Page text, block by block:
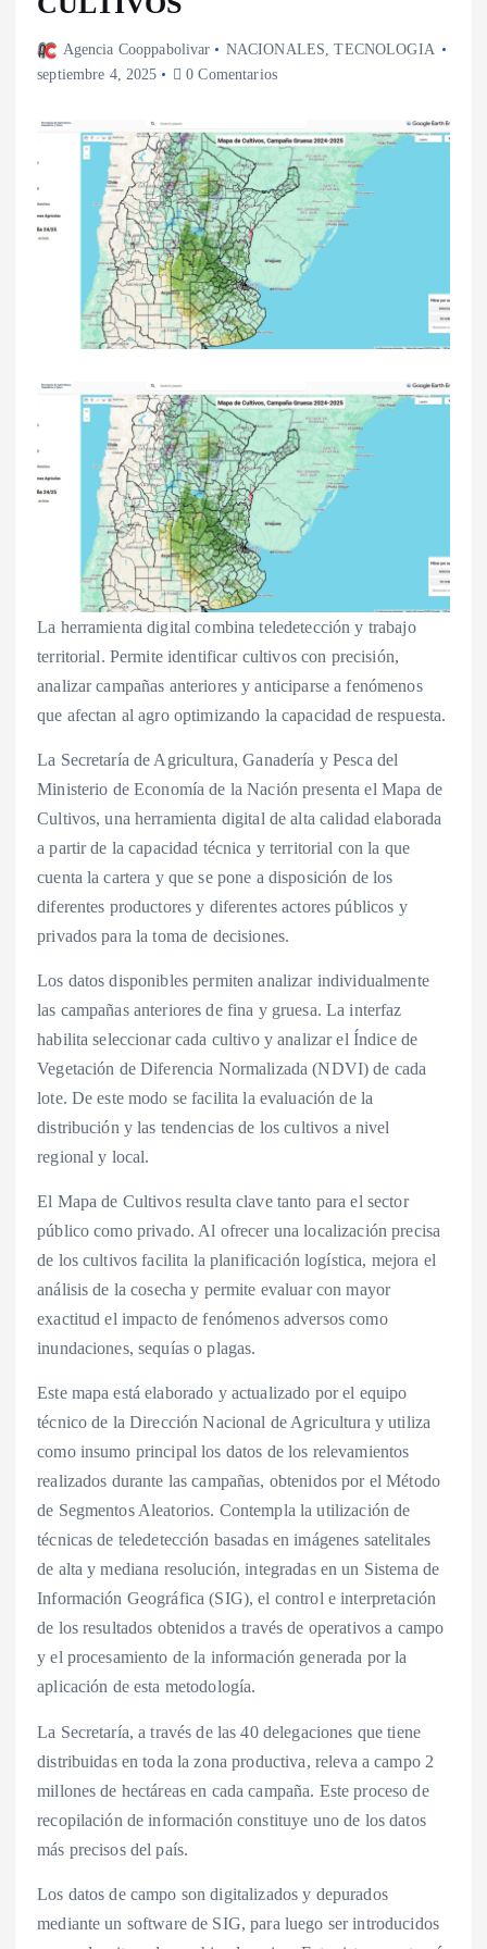
Agencia Cooppabolivar NACIONALES ,TECNOLOGIA
septiembre 4, 2025
0 Comentarios
La herramienta digital combina teledetección y trabajo
territorial. Permite identificar cultivos con precisión,
analizar campañas anteriores y anticiparse a fenómenos
que afectan al agro optimizando la capacidad de respuesta.
La Secretaría de Agricultura, Ganadería y Pesca del
Ministerio de Economía de la Nación presenta el Mapa de
Cultivos, una herramienta digital de alta calidad elaborada
a partir de la capacidad técnica y territorial con la que
cuenta la cartera y que se pone a disposición de los
diferentes productores y diferentes actores públicos y
privados para la toma de decisiones.
Los datos disponibles permiten analizar individualmente
las campañas anteriores de fina y gruesa. La interfaz
habilita seleccionar cada cultivo y analizar el Índice de
Vegetación de Diferencia Normalizada (NDVI) de cada
lote. De este modo se facilita la evaluación de la
distribución y las tendencias de los cultivos a nivel
regional y local.
El Mapa de Cultivos resulta clave tanto para el sector
público como privado. Al ofrecer una localización precisa
de los cultivos facilita la planificación logística, mejora el
análisis de la cosecha y permite evaluar con mayor
exactitud el impacto de fenómenos adversos como
inundaciones, sequías o plagas.
Este mapa está elaborado y actualizado por el equipo
técnico de la Dirección Nacional de Agricultura y utiliza
como insumo principal los datos de los relevamientos
realizados durante las campañas, obtenidos por el Método
de Segmentos Aleatorios. Contempla la utilización de
técnicas de teledetección basadas en imágenes satelitales
de alta y mediana resolución, integradas en un Sistema de
Información Geográfica (SIG), el control e interpretación
de los resultados obtenidos a través de operativos a campo
y el procesamiento de la información generada por la
aplicación de esta metodología.
La Secretaría, a través de las 40 delegaciones que tiene
distribuidas en toda la zona productiva, releva a campo 2
millones de hectáreas en cada campaña. Este proceso de
recopilación de información constituye uno de los datos
más precisos del país.
Los datos de campo son digitalizados y depurados
mediante un software de SIG, para luego ser introducidos